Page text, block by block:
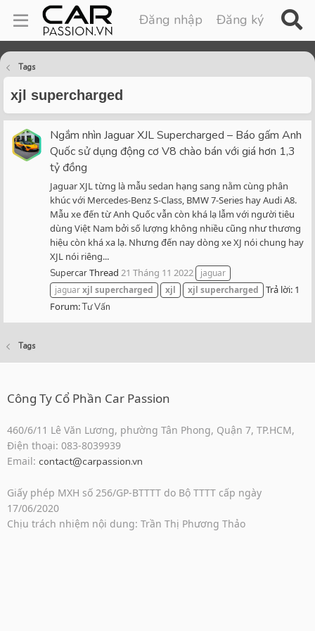
Đăng nhập Đăng ký
Tags
xjl supercharged
Ngắm nhìn Jaguar XJL Supercharged – Báo gấm Anh
Quốc sử dụng động cơ V8 chào bán với giá hơn 1,3
tỷ đồng
Jaguar XJL từng là mẫu sedan hạng sang nằm cùng phân
khúc với Mercedes-Benz S-Class, BMW 7-Series hay Audi A8.
Mẫu xe đến từ Anh Quốc vẫn còn khá lạ lẫm với người tiêu
dùng Việt Nam bởi số lượng không nhiều cũng như thương
hiệu còn khá xa lạ. Nhưng đến nay dòng xe XJ nói chung hay
XJL nói riêng...
SupercarThread 21 Tháng 11 2022
jaguar
jaguarxjl supercharged xjl xjl supercharged
Trả lời: 1
Forum:Tư Vấn
Tags
Công Ty Cổ Phần Car Passion
460/6/11 Lê Văn Lương, phường Tân Phong, Quận 7, TP.HCM,
Điện thoại: 083-8039939
Email: contact@carpassion.vn
Giấy phép MXH số 256/GP-BTTTT do Bộ TTTT cấp ngày
17/06/2020
Chịu trách nhiệm nội dung: Trần Thị Phương Thảo